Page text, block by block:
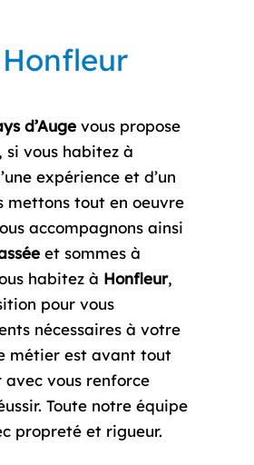
d’Augevous propose
si vous habitez à
expérience et d’un
mettons tout en oeuvre
accompagnons ainsi
et sommes à
habitez à Honfleur,
pour vous
nécessaires à votre
métier est avant tout
vous renforce
Toute notre équipe
propreté et rigueur.